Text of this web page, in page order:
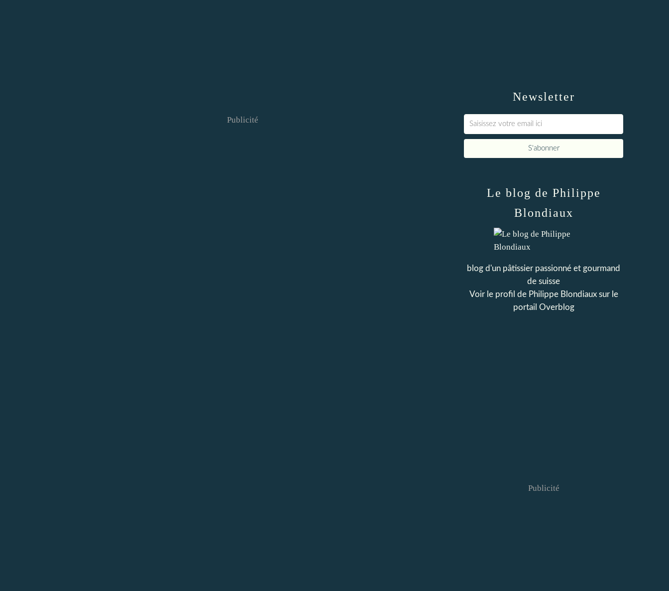
Publicité
Newsletter
Le blog de Philippe
Blondiaux
blog d'un pâtissier passionné et gourmand
de suisse
Voir le profil de Philippe Blondiauxsur le
portail Overblog
Publicité